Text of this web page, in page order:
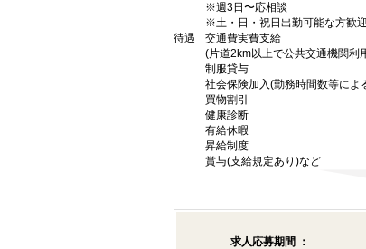
※週3日〜応相談
※土・日・祝日出勤可能な方歓迎
待遇
交通費実費支給
(片道2km以上で公共交通機関利
制服貸与
社会保険加入(勤務時間数等によ
買物割引
健康診断
有給休暇
昇給制度
賞与(支給規定あり)など
求人応募期間 ：